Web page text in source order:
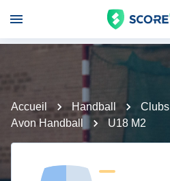
Accueil Handball Clubs
Avon Handball
U18 M2